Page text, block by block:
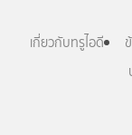
เกี่ยวกับทรูไอดี